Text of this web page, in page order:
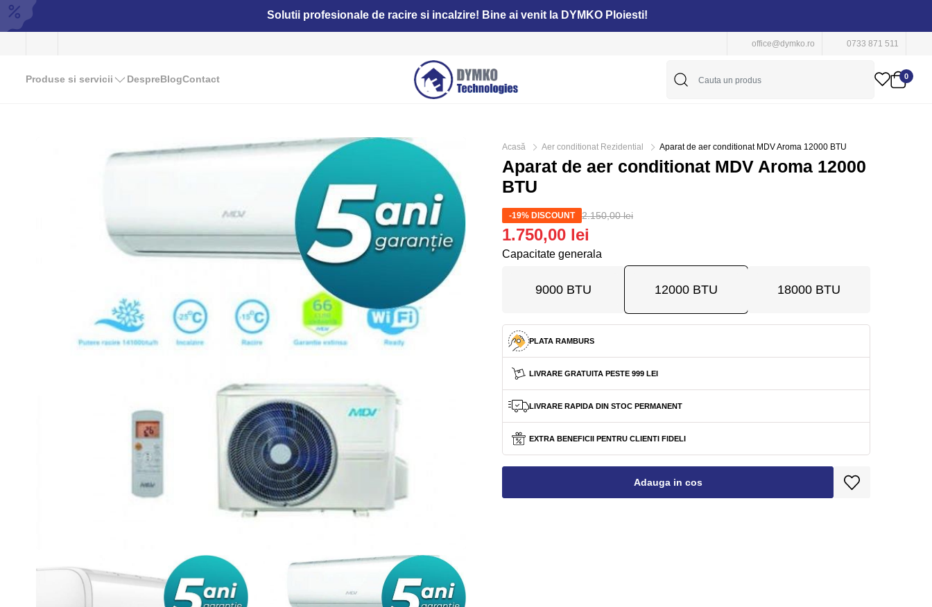
Solutii profesionale de racire si incalzire! Bine ai venit la DYMKO Ploiesti!
office@dymko.ro 0733 871 511
Produse si servicii DespreBlogContact 0
Acasă Aer conditionat Rezidential Aparat de aer conditionat MDV Aroma 12000 BTU
Aparat de aer conditionat MDV Aroma 12000
BTU
-19% DISCOUNT 2.150,00 lei
1.750,00 lei
Capacitate generala
9000 BTU 12000 BTU 18000 BTU
PLATA RAMBURS
LIVRARE GRATUITA PESTE 999 LEI
LIVRARE RAPIDA DIN STOC PERMANENT
EXTRA BENEFICII PENTRU CLIENTI FIDELI
Adauga in cos